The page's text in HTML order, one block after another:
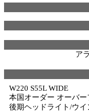
ア
W220 S55L WIDE
本国オーダー オーバー
後期ヘッドライト/ウ